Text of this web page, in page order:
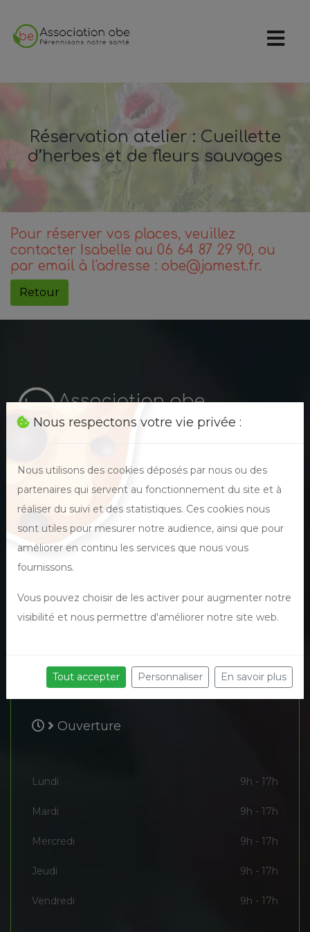
Réservation atelier : Cueillette
d’herbes et de fleurs sauvages
Pour réserver vos places, veuillez
contacter Isabelle au 06 64 87 29 90, ou
par email à l'adresse : obe@jamest.fr.
Retour
Promouvoir, prévenir, pérenniser la santé et le bien-
être auprès des particuliers et des professionnels.
obe est membre
Ouverture
Lundi 9h - 17h
Mardi 9h - 17h
Mercredi 9h - 17h
Jeudi 9h - 17h
Vendredi 9h - 17h
Nous respectons votre vie privée :
Nous utilisons des cookies déposés par nous ou des
partenaires qui servent au fonctionnement du site et à
réaliser du suivi et des statistiques. Ces cookies nous
sont utiles pour mesurer notre audience, ainsi que pour
améliorer en continu les services que nous vous
fournissons.
Vous pouvez choisir de les activer pour augmenter notre
visibilité et nous permettre d'améliorer notre site web.
Tout accepter Personnaliser En savoir plus